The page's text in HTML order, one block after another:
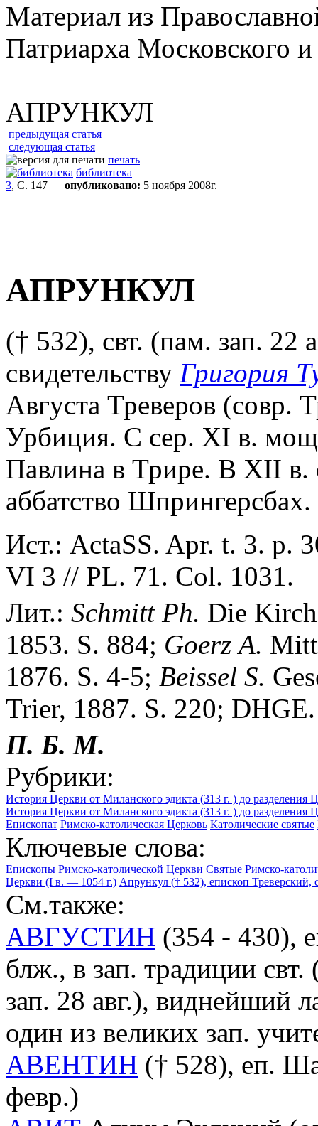
Материал из
Патриарха Московского
АПРУНКУЛ
предыдущая статья
следующая статья
печать
библиотека
3, С. 147 опубликовано: 5 ноября 2008г.
АПРУНКУЛ
(† 532), свт. (пам. зап. 22
свидетельству Григория
Августа Треверов (совр.
Урбиция. С сер. XI в.
Павлина в Трире. В XII в.
аббатство Шпрингерсбах.
Ист.: ActaSS. Apr. t. 3. р.
VI 3 // PL. 71. Col. 1031.
Лит.: Schmitt Ph. Die
1853. S. 884; Goerz A.
1876. S. 4-5; Beissel S.
Trier, 1887. S. 220;
П. Б. М.
Рубрики:
История Церкви от Миланского эдикта (313 г. ) до
История Церкви от Миланского эдикта (313 г. ) до
Епископат Римско-католическая Церковь Католические святые
Ключевые слова:
Епископы Римско-католической Церкви Святые Римско-
Церкви (I в. — 1054 г.) Апрункул († 532), епископ Треверский,
См.также:
АВГУСТИН (354 - 430),
блж., в зап. традиции
зап. 28 авг.), виднейший
один из великих зап.
АВЕНТИН († 528), еп.
февр.)